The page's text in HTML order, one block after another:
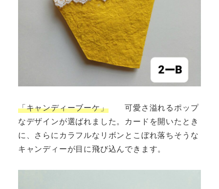
「キャンディーブーケ」可愛さ溢れるポップ
なデザインが選ばれました。カードを開いたとき
に、さらにカラフルなリボンとこぼれ落ちそうな
キャンディーが目に飛び込んできます。